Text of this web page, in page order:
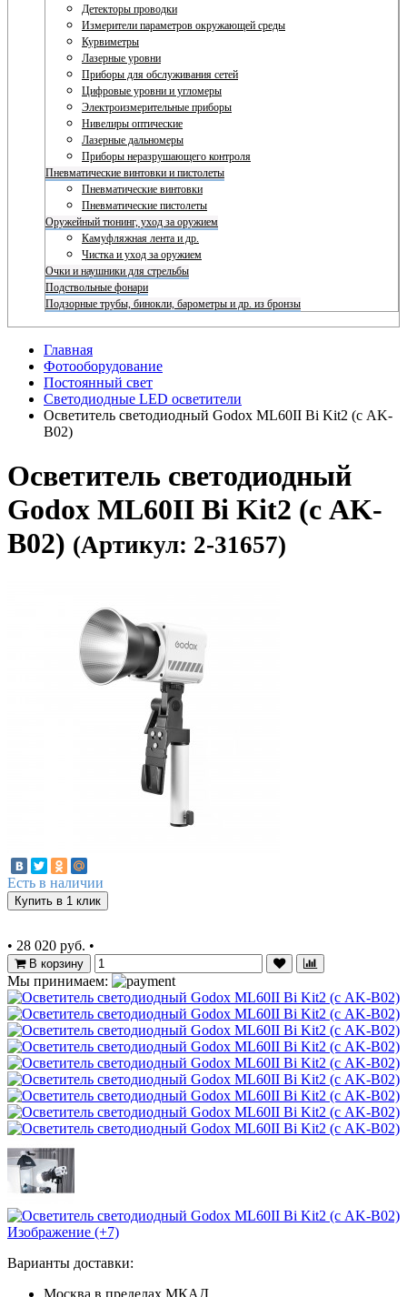
Детекторы проводки
Измерители параметров окружающей среды
Курвиметры
Лазерные уровни
Приборы для обслуживания сетей
Цифровые уровни и угломеры
Электроизмерительные приборы
Нивелиры оптические
Лазерные дальномеры
Приборы неразрушающего контроля
Пневматические винтовки и пистолеты
Пневматические винтовки
Пневматические пистолеты
Оружейный тюнинг, уход за оружием
Камуфляжная лента и др.
Чистка и уход за оружием
Очки и наушники для стрельбы
Подствольные фонари
Подзорные трубы, бинокли, барометры и др. из бронзы
Главная
Фотооборудование
Постоянный свет
Светодиодные LED осветители
Осветитель светодиодный Godox ML60II Bi Kit2 (с AK-
B02)
Осветитель светодиодный
Godox ML60II Bi Kit2 (с AK-
B02) (Артикул: 2-31657)
Есть в наличии
Купить в 1 клик
• 28 020 руб. •
В корзину
Мы принимаем:
Изображение (+7)
Варианты доставки: